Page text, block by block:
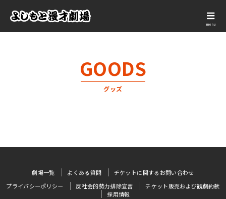
menu
GOODS
グッズ
劇場一覧 よくある質問
チケットに関するお問い合わせ
プライバシーポリシー
反社会的勢力排除宣言
チケット販売および観劇約款
採用情報